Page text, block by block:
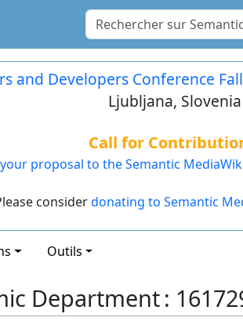
and Developers Conference
Ljubljana, Slovenia
Call for
proposal to the Semantic
considerdonating to Semantic
Outils
Department :